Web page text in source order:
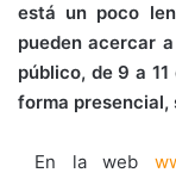
está un poco
pueden acercar
público, de 9 a
forma presencial,
En la web